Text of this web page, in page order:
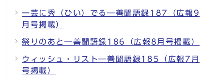
一芸に秀（ひい）でる―善聞語録187（広報9
月号掲載）
祭りのあと―善聞語録186（広報8月号掲載）
ウィッシュ・リスト―善聞語録185（広報7月
号掲載）